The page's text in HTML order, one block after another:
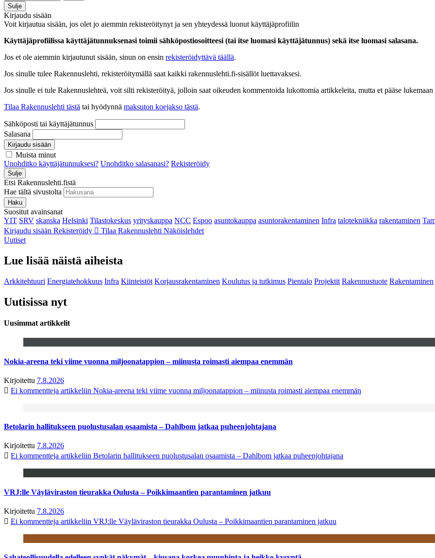
Sulje
Kirjaudu sisään
Voit kirjautua sisään, jos olet jo aiemmin rekisteröitynyt ja sen yhteydessä luonut käyttäjäprofiilin
Käyttäjäprofiilissa käyttäjätunnuksenasi toimii sähköpostiosoitteesi (tai itse luomasi käyttäjätunnus) sekä itse luomasi salasana.
Jos et ole aiemmin kirjautunut sisään, sinun on ensin rekisteröidyttävä täällä.
Jos sinulle tulee Rakennuslehti, rekisteröitymällä saat kaikki rakennuslehti.fi-sisällöt luettavaksesi.
Jos sinulle ei tule Rakennuslehteä, voit silti rekisteröityä, jolloin saat oikeuden kommentoida lukottomia artikkeleita, mutta et pääse
Tilaa Rakennuslehti tästä tai hyödynnä maksuton koejakso tästä.
Sähköposti tai käyttäjätunnus
Salasana
Kirjaudu sisään
Muista minut
Unohditko käyttäjätunnuksesi? Unohditko salasanasi? Rekisteröidy
Sulje
Etsi Rakennuslehti.fistä
Hae tältä sivustolta
Haku
Suositut avainsanat
YIT SRV skanska Helsinki Tilastokeskus yrityskauppa NCC Espoo asuntokauppa asuntorakentaminen Infra talotekniikka rakentaminen
Kirjaudu sisään Rekisteröidy Tilaa Rakennuslehti Näköislehdet
Uutiset
Lue lisää näistä aiheista
Arkkitehtuuri Energiatehokkuus Infra Kiinteistöt Korjausrakentaminen Koulutus ja tutkimus Pientalo Projektit Rakennustuote Rakentaminen
Uutisissa nyt
Uusimmat artikkelit
Nokia-areena teki viime vuonna miljoonatappion – miinusta roimasti aiempaa enemmän
Kirjoitettu 7.8.2026
Ei kommentteja artikkeliin Nokia-areena teki viime vuonna miljoonatappion – miinusta roimasti aiempaa enemmän
Betolarin hallitukseen puolustusalan osaamista – Dahlbom jatkaa puheenjohtajana
Kirjoitettu 7.8.2026
Ei kommentteja artikkeliin Betolarin hallitukseen puolustusalan osaamista – Dahlbom jatkaa puheenjohtajana
VRJ:lle Väyläviraston tieurakka Oulusta – Poikkimaantien parantaminen jatkuu
Kirjoitettu 7.8.2026
Ei kommentteja artikkeliin VRJ:lle Väyläviraston tieurakka Oulusta – Poikkimaantien parantaminen jatkuu